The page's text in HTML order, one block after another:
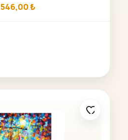
546,00₺